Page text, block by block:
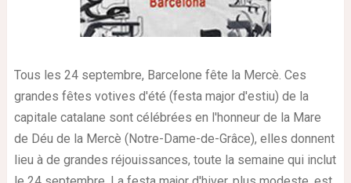
Tous les 24 septembre, Barcelone fête la Mercè. Ces
grandes fêtes votives d'été (festa major d'estiu) de la
capitale catalane sont célébrées en l'honneur de la Mare
de Déu de la Mercè (Notre-Dame-de-Grâce), elles donnent
lieu à de grandes réjouissances, toute la semaine qui inclut